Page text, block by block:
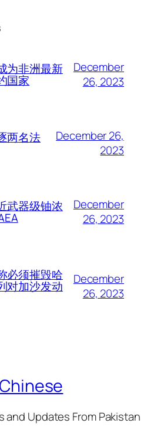
为非洲最新
国家
December
26, 2023
两名法
December 26,
2023
武器级铀浓
December
26, 2023
必须摧毁哈
对加沙发动
December
26, 2023
and Updates From Pakistan